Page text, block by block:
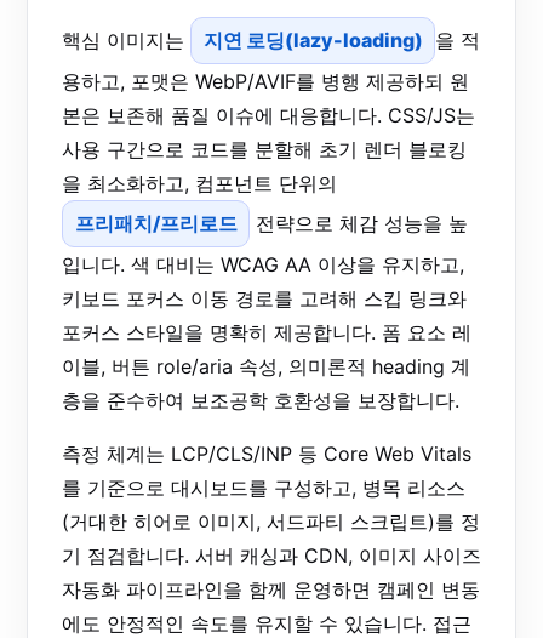
핵심 이미지는 지연 로딩(lazy-loading) 을 적
용하고, 포맷은 WebP/AVIF를 병행 제공하되 원
본은 보존해 품질 이슈에 대응합니다. CSS/JS는
사용 구간으로 코드를 분할해 초기 렌더 블로킹
을 최소화하고, 컴포넌트 단위의
프리패치/프리로드
전략으로 체감 성능을 높
입니다. 색 대비는 WCAG AA 이상을 유지하고,
키보드 포커스 이동 경로를 고려해 스킵 링크와
포커스 스타일을 명확히 제공합니다. 폼 요소 레
이블, 버튼 role/aria 속성, 의미론적 heading 계
층을 준수하여 보조공학 호환성을 보장합니다.
측정 체계는 LCP/CLS/INP 등 Core Web Vitals
를 기준으로 대시보드를 구성하고, 병목 리소스
(거대한 히어로 이미지, 서드파티 스크립트)를 정
기 점검합니다. 서버 캐싱과 CDN, 이미지 사이즈
자동화 파이프라인을 함께 운영하면 캠페인 변동
에도 안정적인 속도를 유지할 수 있습니다. 접근